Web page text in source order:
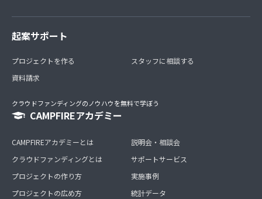
起案サポート
プロジェクトを作る
資料請求
スタッフに相談する
クラウドファンディングのノウハウを無料で学ぼう
CAMPFIREアカデミー
CAMPFIREアカデミーとは
クラウドファンディングとは
プロジェクトの作り方
プロジェクトの広め方
説明会・相談会
サポートサービス
実施事例
統計データ